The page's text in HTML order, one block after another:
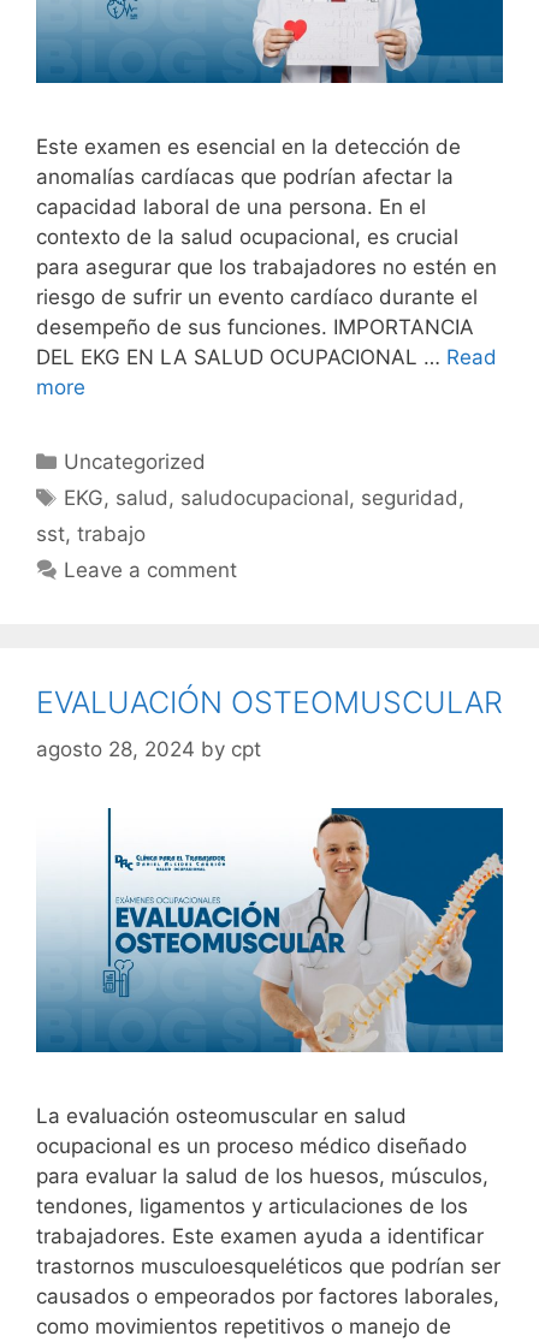
Este examen es esencial en la detección de
anomalías cardíacas que podrían afectar la
capacidad laboral de una persona. En el
contexto de la salud ocupacional, es crucial
para asegurar que los trabajadores no estén en
riesgo de sufrir un evento cardíaco durante el
desempeño de sus funciones. IMPORTANCIA
DEL EKG EN LA SALUD OCUPACIONAL … Read
more
Uncategorized
EKG, salud, saludocupacional, seguridad,
sst, trabajo
Leave a comment
EVALUACIÓN OSTEOMUSCULAR
agosto 28, 2024 by cpt
La evaluación osteomuscular en salud
ocupacional es un proceso médico diseñado
para evaluar la salud de los huesos, músculos,
tendones, ligamentos y articulaciones de los
trabajadores. Este examen ayuda a identificar
trastornos musculoesqueléticos que podrían ser
causados o empeorados por factores laborales,
como movimientos repetitivos o manejo de